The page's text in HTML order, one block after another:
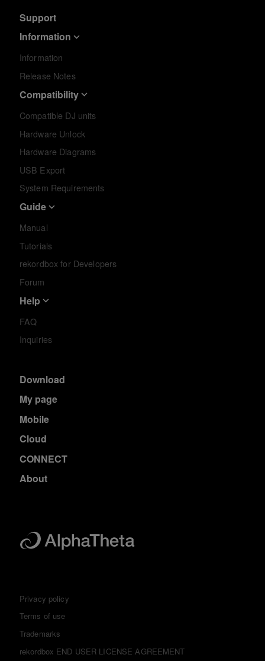
Support
Information
Information
Release Notes
Compatibility
Compatible DJ units
Hardware Unlock
Hardware Diagrams
USB Export
System Requirements
Guide
Manual
Tutorials
rekordbox for Developers
Forum
Help
FAQ
Inquiries
Download
My page
Mobile
Cloud
CONNECT
About
Privacy policy
Terms of use
Trademarks
rekordbox END USER LICENSE AGREEMENT